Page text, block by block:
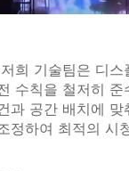
희 기술팀은 디스
수칙을 철저히 준
과 공간 배치에
정하여 최적의 시